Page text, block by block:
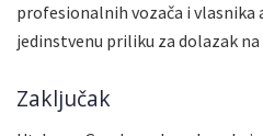
profesionalnih vozača i
jedinstvenu priliku za dolazak
Zaključak